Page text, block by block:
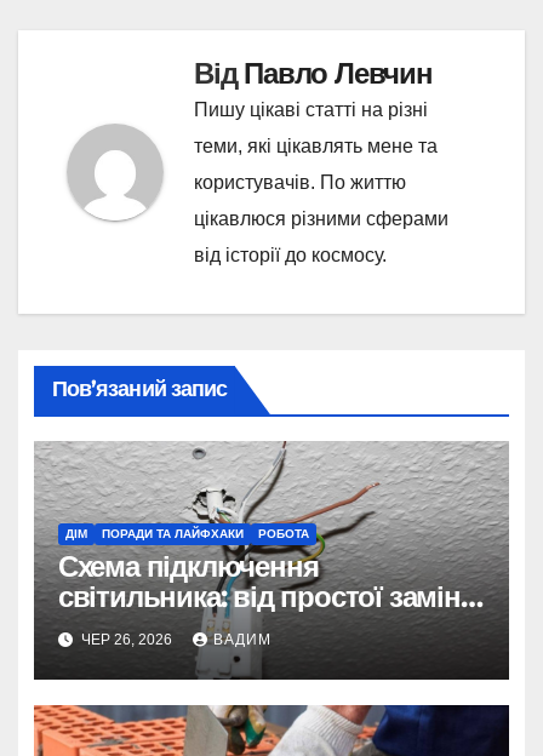
ВідПавло Левчин
Пишу цікаві статті на різні
теми, які цікавлять мене та
користувачів. По життю
цікавлюся різними сферами
від історії до космосу.
Пов’язаний запис
ДІМ ПОРАДИ ТА ЛАЙФХАКИ РОБОТА
Схема підключення
світильника: від простої заміни
до складних систем керування
ЧЕР 26, 2026 ВАДИМ